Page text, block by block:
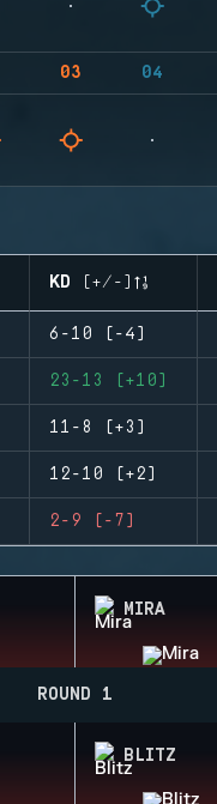
03 04
KD (+/-)
6-10 (-4)
23-13 (+10)
11-8 (+3)
12-10 (+2)
2-9 (-7)
MIRA
ROUND 1
BLITZ